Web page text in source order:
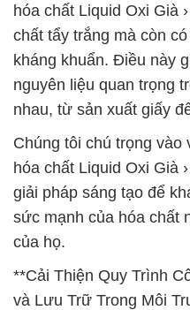
hóa chất Liquid Oxi Già
chất tẩy trắng mà còn
kháng khuẩn. Điều này
nguyên liệu quan trọng
nhau, từ sản xuất giấy
Chúng tôi chú trọng vào
hóa chất Liquid Oxi Già
giải pháp sáng tạo để
sức mạnh của hóa chất
của họ.
**Cải Thiện Quy Trình
và Lưu Trữ Trong Môi